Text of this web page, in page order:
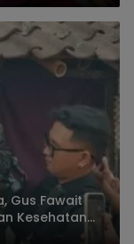
Gus Fawait
Kesehatan